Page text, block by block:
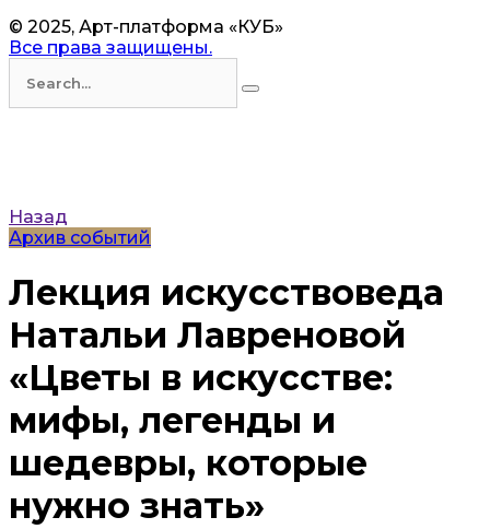
© 2025, Арт-платформа «КУБ»
Все права защищены.
Назад
Архив событий
Лекция искусствоведа
Натальи Лавреновой
«Цветы в искусстве:
мифы, легенды и
шедевры, которые
нужно знать»